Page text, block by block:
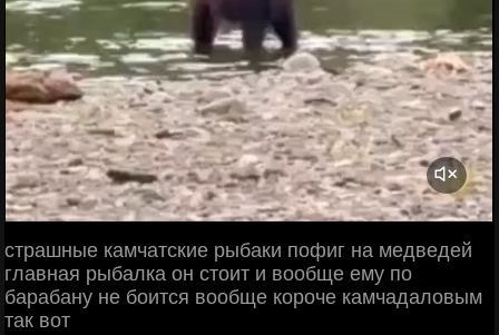
страшные камчатские рыбаки пофиг на медведей
главная рыбалка он стоит и вообще ему по
барабану не боится вообще короче камчадаловым
так вот